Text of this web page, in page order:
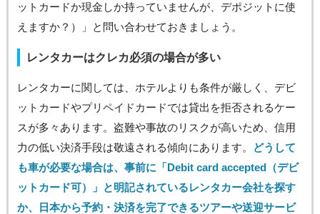
ットカードか現金しか持っていませんが、デポジットに使
えますか？）」と問い合わせておきましょう。
レンタカーはクレカ必須の場合が多い
レンタカーに関しては、ホテルよりも条件が厳しく、デビ
ットカードやプリペイドカードでは貸出を拒否されるケー
スが多々あります。盗難や事故のリスクが高いため、信用
力の低い決済手段は敬遠される傾向にあります。
どうして
も車が必要な場合は、事前に「Debit card accepted（デビ
ットカード可）」と明記されているレンタカー会社を探す
か、日本から予約・決済を完了できるツアーや送迎サービ